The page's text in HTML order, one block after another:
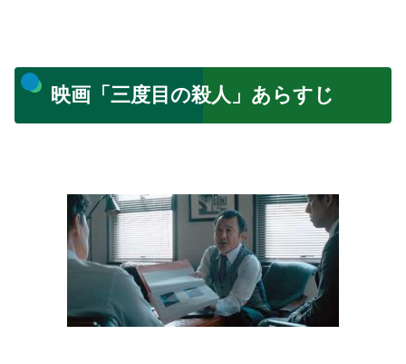
映画「三度目の殺人」あらすじ